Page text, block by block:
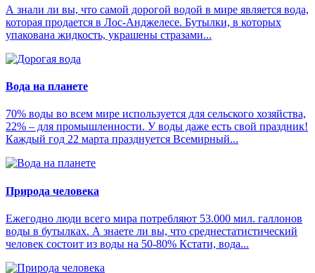
А знали ли вы, что самой дорогой водой в мире является вода,
которая продается в Лос-Анджелесе. Бутылки, в которых
упакована жидкость, украшены стразами...
Вода на планете
70% воды во всем мире используется для сельского хозяйства,
22% – для промышленности. У воды даже есть свой праздник!
Каждый год 22 марта празднуется Всемирный...
Природа человека
Ежегодно люди всего мира потребляют 53.000 мил. галлонов
воды в бутылках. А знаете ли вы, что среднестатистический
человек состоит из воды на 50-80% Кстати, вода...